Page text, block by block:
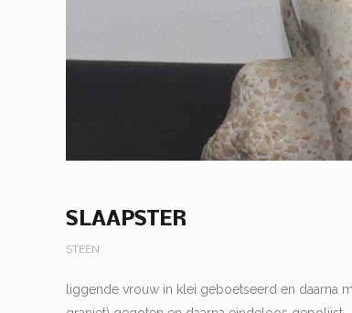
SLAAPSTER
STEEN
liggende vrouw in klei geboetseerd en daarna